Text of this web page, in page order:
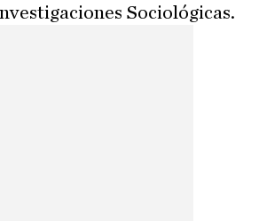
Sociológicas.